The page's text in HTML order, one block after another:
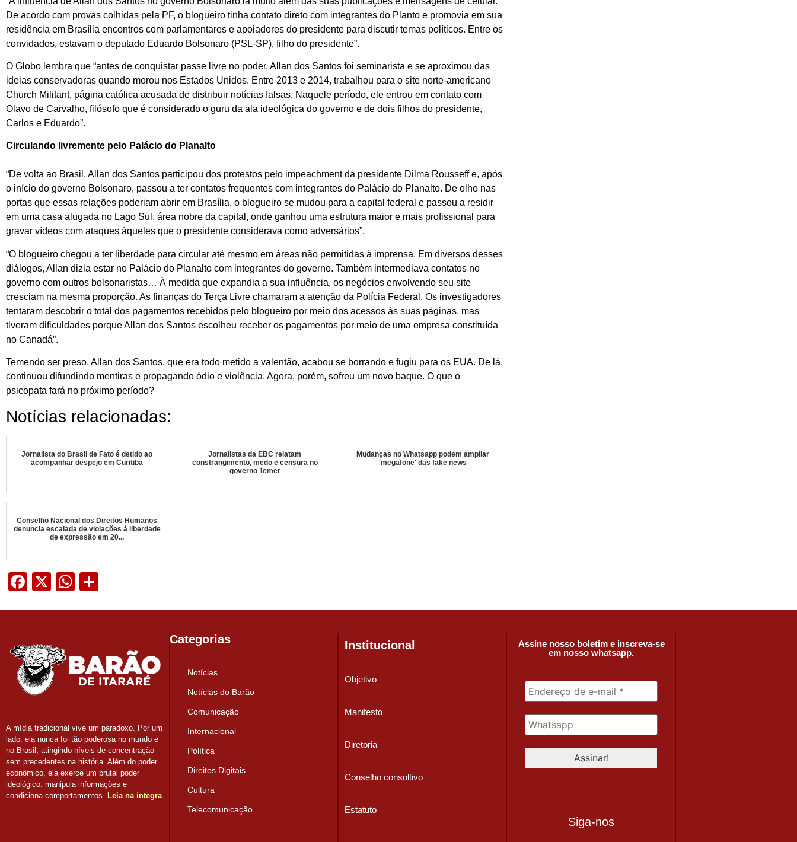
De acordo com provas colhidas pela PF, o blogueiro tinha contato direto com integrantes do Planto e promovia em sua
residência em Brasília encontros com parlamentares e apoiadores do presidente para discutir temas políticos. Entre os
convidados, estavam o deputado Eduardo Bolsonaro (PSL-SP), filho do presidente”.
O Globo lembra que “antes de conquistar passe livre no poder, Allan dos Santos foi seminarista e se aproximou das
ideias conservadoras quando morou nos Estados Unidos. Entre 2013 e 2014, trabalhou para o site norte-americano
Church Militant, página católica acusada de distribuir notícias falsas. Naquele período, ele entrou em contato com
Olavo de Carvalho, filósofo que é considerado o guru da ala ideológica do governo e de dois filhos do presidente,
Carlos e Eduardo”.
Circulando livremente pelo Palácio do Planalto
“De volta ao Brasil, Allan dos Santos participou dos protestos pelo impeachment da presidente Dilma Rousseff e, após
o início do governo Bolsonaro, passou a ter contatos frequentes com integrantes do Palácio do Planalto. De olho nas
portas que essas relações poderiam abrir em Brasília, o blogueiro se mudou para a capital federal e passou a residir
em uma casa alugada no Lago Sul, área nobre da capital, onde ganhou uma estrutura maior e mais profissional para
gravar vídeos com ataques àqueles que o presidente considerava como adversários”.
“O blogueiro chegou a ter liberdade para circular até mesmo em áreas não permitidas à imprensa. Em diversos desses
diálogos, Allan dizia estar no Palácio do Planalto com integrantes do governo. Também intermediava contatos no
governo com outros bolsonaristas… À medida que expandia a sua influência, os negócios envolvendo seu site
cresciam na mesma proporção. As finanças do Terça Livre chamaram a atenção da Polícia Federal. Os investigadores
tentaram descobrir o total dos pagamentos recebidos pelo blogueiro por meio dos acessos às suas páginas, mas
tiveram dificuldades porque Allan dos Santos escolheu receber os pagamentos por meio de uma empresa constituída
no Canadá”.
Temendo ser preso, Allan dos Santos, que era todo metido a valentão, acabou se borrando e fugiu para os EUA. De lá,
continuou difundindo mentiras e propagando ódio e violência. Agora, porém, sofreu um novo baque. O que o
psicopata fará no próximo período?
Notícias relacionadas:
Jornalista do Brasil de Fato é detido ao
acompanhar despejo em Curitiba
Jornalistas da EBC relatam
constrangimento, medo e censura no
governo Temer
Mudanças no Whatsapp podem ampliar
'megafone' das fake news
Conselho Nacional dos Direitos Humanos
denuncia escalada de violações à liberdade
de expressão em 20...
Facebook
X WhatsApp
A mídia tradicional vive um paradoxo. Por um
lado, ela nunca foi tão poderosa no mundo e
no Brasil, atingindo níveis de concentração
sem precedentes na história. Além do poder
econômico, ela exerce um brutal poder
ideológico: manipula informações e
condiciona comportamentos. Leia na íntegra
Categorias
Notícias
Notícias do Barão
Comunicação
Internacional
Política
Direitos Digitais
Cultura
Telecomunicação
Institucional
Objetivo
Manifesto
Diretoria
Conselho consultivo
Estatuto
Assine nosso boletim e inscreva-se
em nosso whatsapp.
Siga-nos